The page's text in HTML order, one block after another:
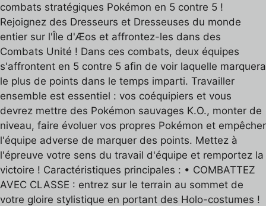
combats stratégiques Pokémon en 5 contre 5 !
Rejoignez des Dresseurs et Dresseuses du monde
entier sur l'Île d'Æos et affrontez-les dans des
Combats Unité ! Dans ces combats, deux équipes
s'affrontent en 5 contre 5 afin de voir laquelle marquera
le plus de points dans le temps imparti. Travailler
ensemble est essentiel : vos coéquipiers et vous
devrez mettre des Pokémon sauvages K.O., monter de
niveau, faire évoluer vos propres Pokémon et empêcher
l'équipe adverse de marquer des points. Mettez à
l'épreuve votre sens du travail d'équipe et remportez la
victoire ! Caractéristiques principales : • COMBATTEZ
AVEC CLASSE : entrez sur le terrain au sommet de
votre gloire stylistique en portant des Holo-costumes !